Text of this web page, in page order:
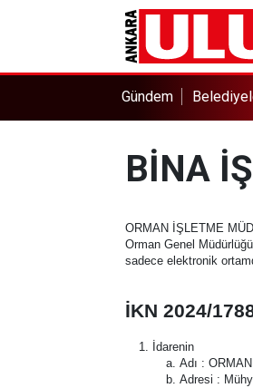
Gündem
BİNA
ORMAN İŞLETME
Orman Genel
sadece elektronik
İKN 2024/
İdarenin
Adı :
Adresi :